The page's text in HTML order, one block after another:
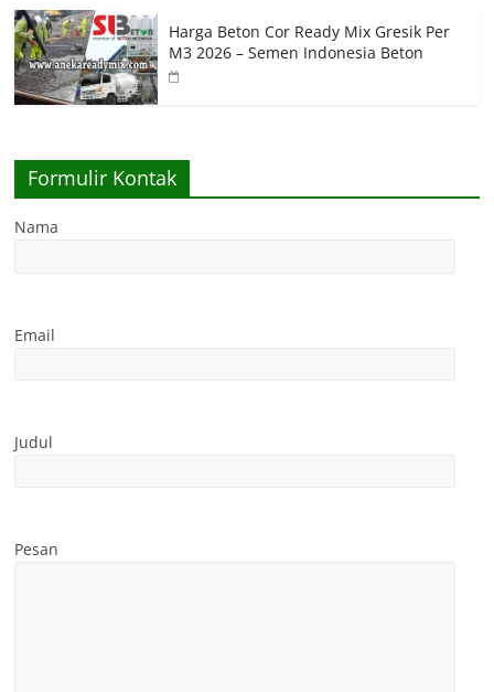
Harga Beton Cor Ready Mix Gresik Per
M3 2026 – Semen Indonesia Beton
Formulir Kontak
Nama
Email
Judul
Pesan